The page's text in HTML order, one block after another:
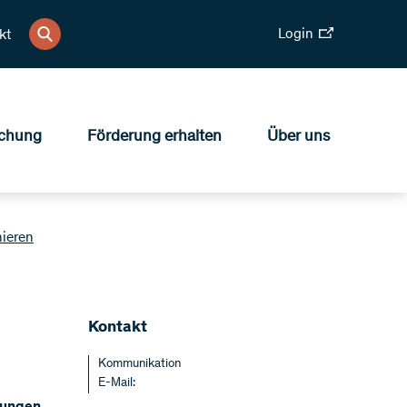
Login
Förderung erhalten Über uns
​Kontakt
Kommunikation
E-Mail: